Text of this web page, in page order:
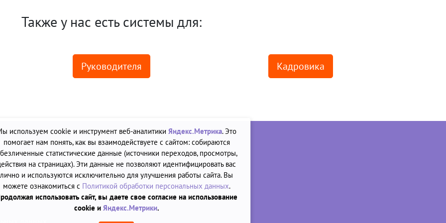
Также у нас есть системы для:
Руководителя Кадровика
«ДАТА»
г. Петрозаводск, ул. Володарского, 40, офис 320
данных
используем cookie и инструмент веб-аналитики Яндекс.Метрика. Это
помогает нам понять, как вы взаимодействуете с сайтом: собираются
статистические данные (источники переходов, просмотры,
на страницах). Эти данные не позволяют идентифицировать вас
лично и используются исключительно для улучшения работы сайта. Вы
можете ознакомиться с Политикой обработки персональных данных.
использовать сайт, вы даете свое согласие на использование
cookie и Яндекс.Метрики.